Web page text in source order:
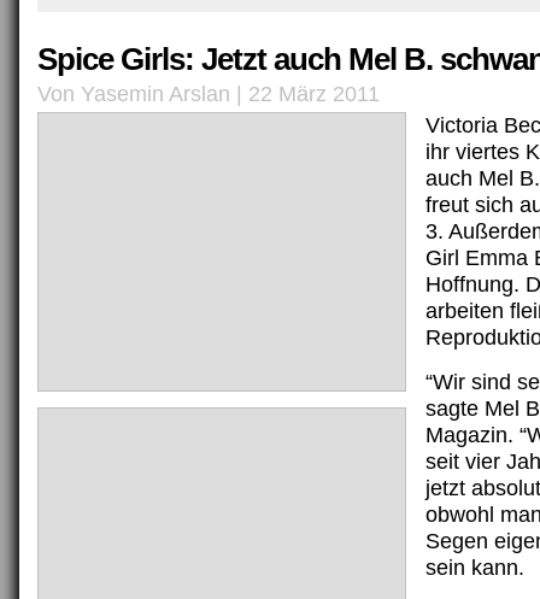
Spice Girls: Jetzt auch Mel B.
Von Yasemin Arslan | 22 März 2011
Victoria
ihr viertes
auch Mel
freut sich
3.
Girl Emma
Hoffnung.
arbeiten
“Wir sind
sagte Mel
Magazin.
seit vier
jetzt
obwohl
Segen
sein kann.